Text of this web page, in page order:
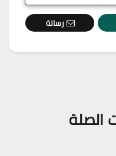
رسالة
الصلة